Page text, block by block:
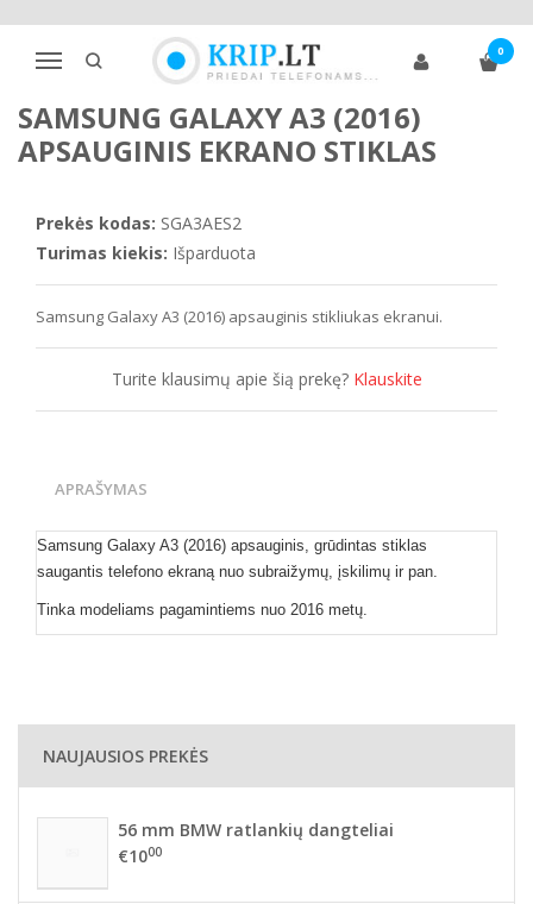
Navigacija
0
Pagrindinis Telefono ekrano apsaugos Samsung
A klasė
Samsung Galaxy A3 (2016) apsauginis ekrano stiklas
SAMSUNG GALAXY A3 (2016)
APSAUGINIS EKRANO STIKLAS
Prekės kodas: SGA3AES2
Turimas kiekis: Išparduota
Samsung Galaxy A3 (2016) apsauginis stikliukas ekranui.
Turite klausimų apie šią prekę? Klauskite
APRAŠYMAS
Samsung Galaxy A3 (2016) apsauginis, grūdintas stiklas
saugantis telefono ekraną nuo subraižymų, įskilimų ir pan.
Tinka modeliams pagamintiems nuo 2016 metų.
NAUJAUSIOS PREKĖS
56 mm BMW ratlankių dangteliai
€1000